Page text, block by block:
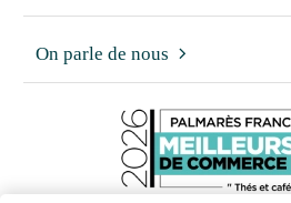
On parle de nous